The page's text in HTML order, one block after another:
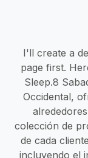
I'll create a
page first.
Sleep.8
Occidental,
colección de
de cada
incluyendo el